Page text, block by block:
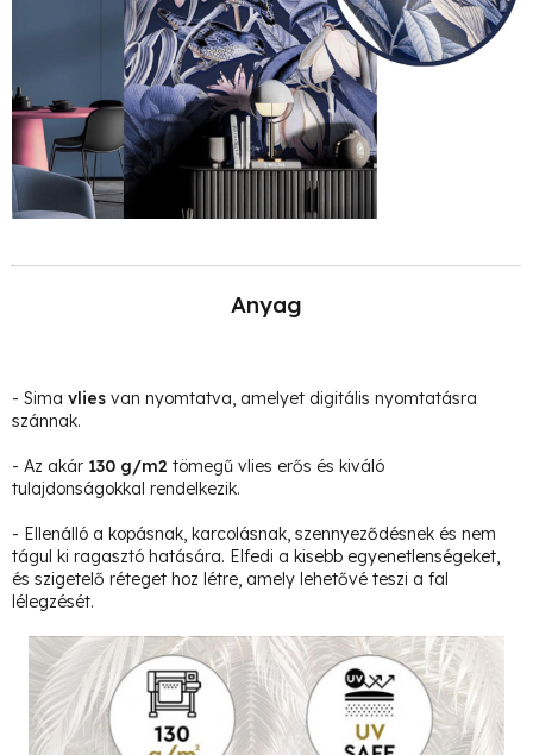
Anyag
- Sima vlies van nyomtatva, amelyet digitális nyomtatásra
szánnak.
- Az akár 130 g/m2 tömegű vlies erős és kiváló
tulajdonságokkal rendelkezik.
- Ellenálló a kopásnak, karcolásnak, szennyeződésnek és nem
tágul ki ragasztó hatására. Elfedi a kisebb egyenetlenségeket,
és szigetelő réteget hoz létre, amely lehetővé teszi a fal
lélegzését.